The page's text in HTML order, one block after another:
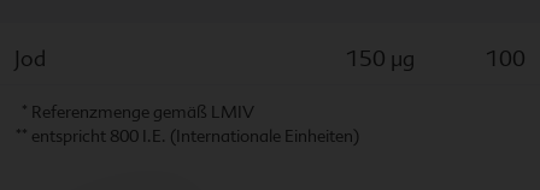
Jod 150 µg 100
Referenzmenge gemäß LMIV
entspricht 800 I.E. (Internationale Einheiten)